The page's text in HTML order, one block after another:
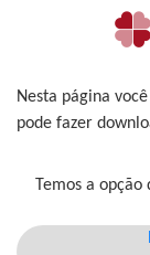
Nesta página
pode fazer
Temos a